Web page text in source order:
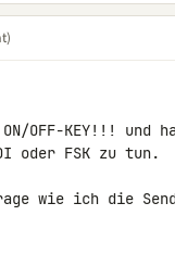
ON/OFF-KEY!!!
oder FSK zu tun.
wie ich die